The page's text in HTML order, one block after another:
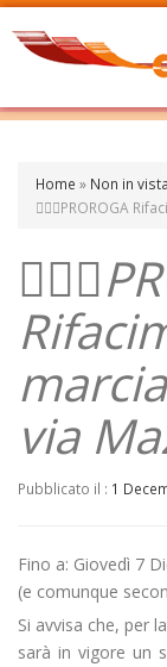
Home » Non in vista
🚶🏾‍♀️PROROGA
via
Pubblicato il : 1
Fino a: Giovedì 7
(e comunque
Si avvisa che, per
sarà in vigore un